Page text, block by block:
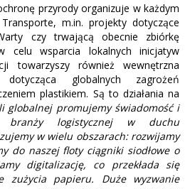
przyrody organizuje w każdym
m.in. projekty dotyczące
czy trwającą obecnie zbiórkę
celu wsparcia lokalnych inicjatyw
towarzyszy również wewnętrzna
dotycząca globalnych zagrożeń
plastikiem. Są to działania na
globalnej promujemy świadomość i
branży logistycznej w duchu
w wielu obszarach: rozwijamy
do naszej floty ciągniki siodłowe o
digitalizację, co przekłada się
zużycia papieru. Duże wyzwanie